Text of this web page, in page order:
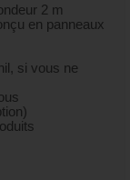
2 m
en panneaux
si vous ne